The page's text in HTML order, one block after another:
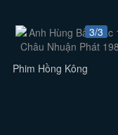
3/3
Phim Hồng Kông